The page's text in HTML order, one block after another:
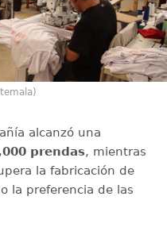
alcanzó una
prendas, mientras
la fabricación de
la preferencia de las